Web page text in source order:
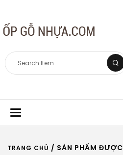
Toggle
navigation
TRANG CHỦ / SẢN PHẨM